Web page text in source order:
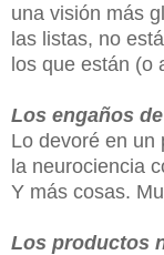
una visión más
las listas, no
los que están (o
Los engaños
Lo devoré en un
la neurociencia
Y más cosas.
Los productos